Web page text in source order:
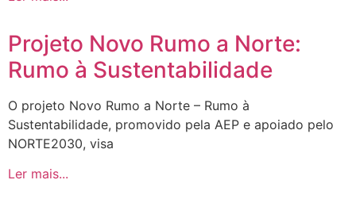
Projeto Novo Rumo a Norte:
Rumo à Sustentabilidade
O projeto Novo Rumo a Norte – Rumo à
Sustentabilidade, promovido pela AEP e apoiado pelo
NORTE2030, visa
Ler mais...